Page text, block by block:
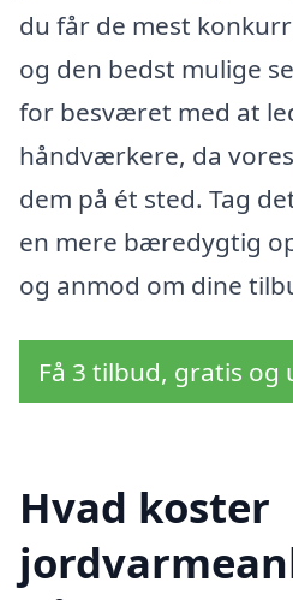
du får de mest
og den bedst mulige
for besværet med at
håndværkere, da
dem på ét sted. Tag
en mere bæredygtig
og anmod om dine
Få 3 tilbud, gratis
Hvad koster